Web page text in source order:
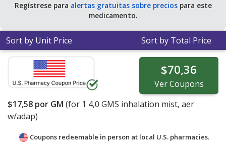
Regístrese para alertas gratuitas sobre preciospara este
medicamento.
Sort by Unit Price Sort by Total Price
$70,36
VerCoupons
$17,58 por GM (for 1 4,0 GMS inhalation mist, aer
w/adap)
Coupons redeemable in person at local U.S. pharmacies.